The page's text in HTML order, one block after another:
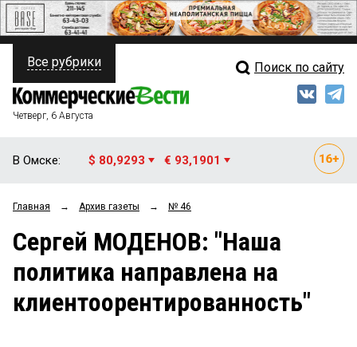
ПОЛИТИКА
ФИНАНСЫ
ОБЩЕСТВО
ЗАКОН
Свежий выпуск
Рейтинги
Блоги
Архив
Все рубрики Поиск по сайту
Четверг, 6 Августа
В Омске: $ 80,9293 € 93,1901
Главная → Архив газеты → № 46
Сергей МОДЕНОВ: "Наша
политика направлена на
клиентоорентированность"